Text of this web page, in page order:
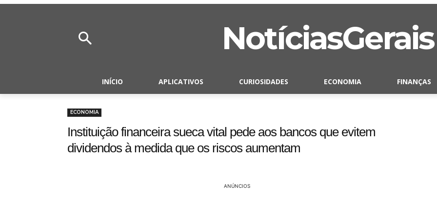
NotíciasGerais
INÍCIO APLICATIVOS CURIOSIDADES ECONOMIA FINANÇAS
ECONOMIA
Instituição financeira sueca vital pede aos bancos que evitem
dividendos à medida que os riscos aumentam
ANÚNCIOS